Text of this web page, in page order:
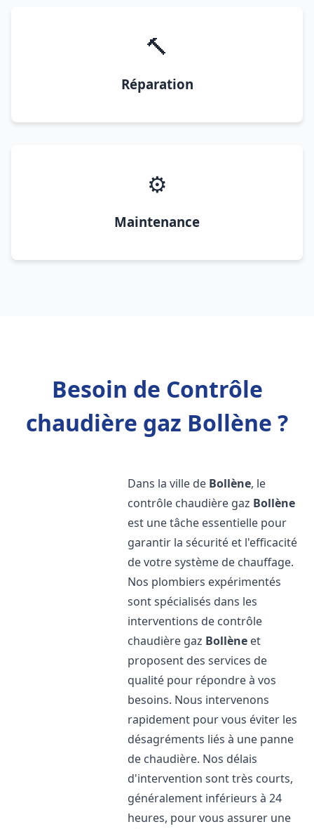
🔨
Réparation
⚙️
Maintenance
Besoin de Contrôle
chaudière gaz Bollène ?
Dans la ville de Bollène, le
contrôle chaudière gaz Bollène
est une tâche essentielle pour
garantir la sécurité et l'efficacité
de votre système de chauffage.
Nos plombiers expérimentés
sont spécialisés dans les
interventions de contrôle
chaudière gaz Bollène et
proposent des services de
qualité pour répondre à vos
besoins. Nous intervenons
rapidement pour vous éviter les
désagréments liés à une panne
de chaudière. Nos délais
d'intervention sont très courts,
généralement inférieurs à 24
heures, pour vous assurer une